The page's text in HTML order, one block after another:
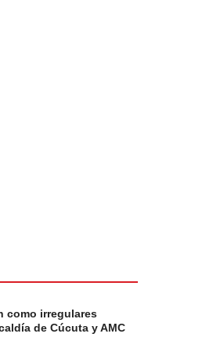
como irregulares
de Cúcuta y AMC